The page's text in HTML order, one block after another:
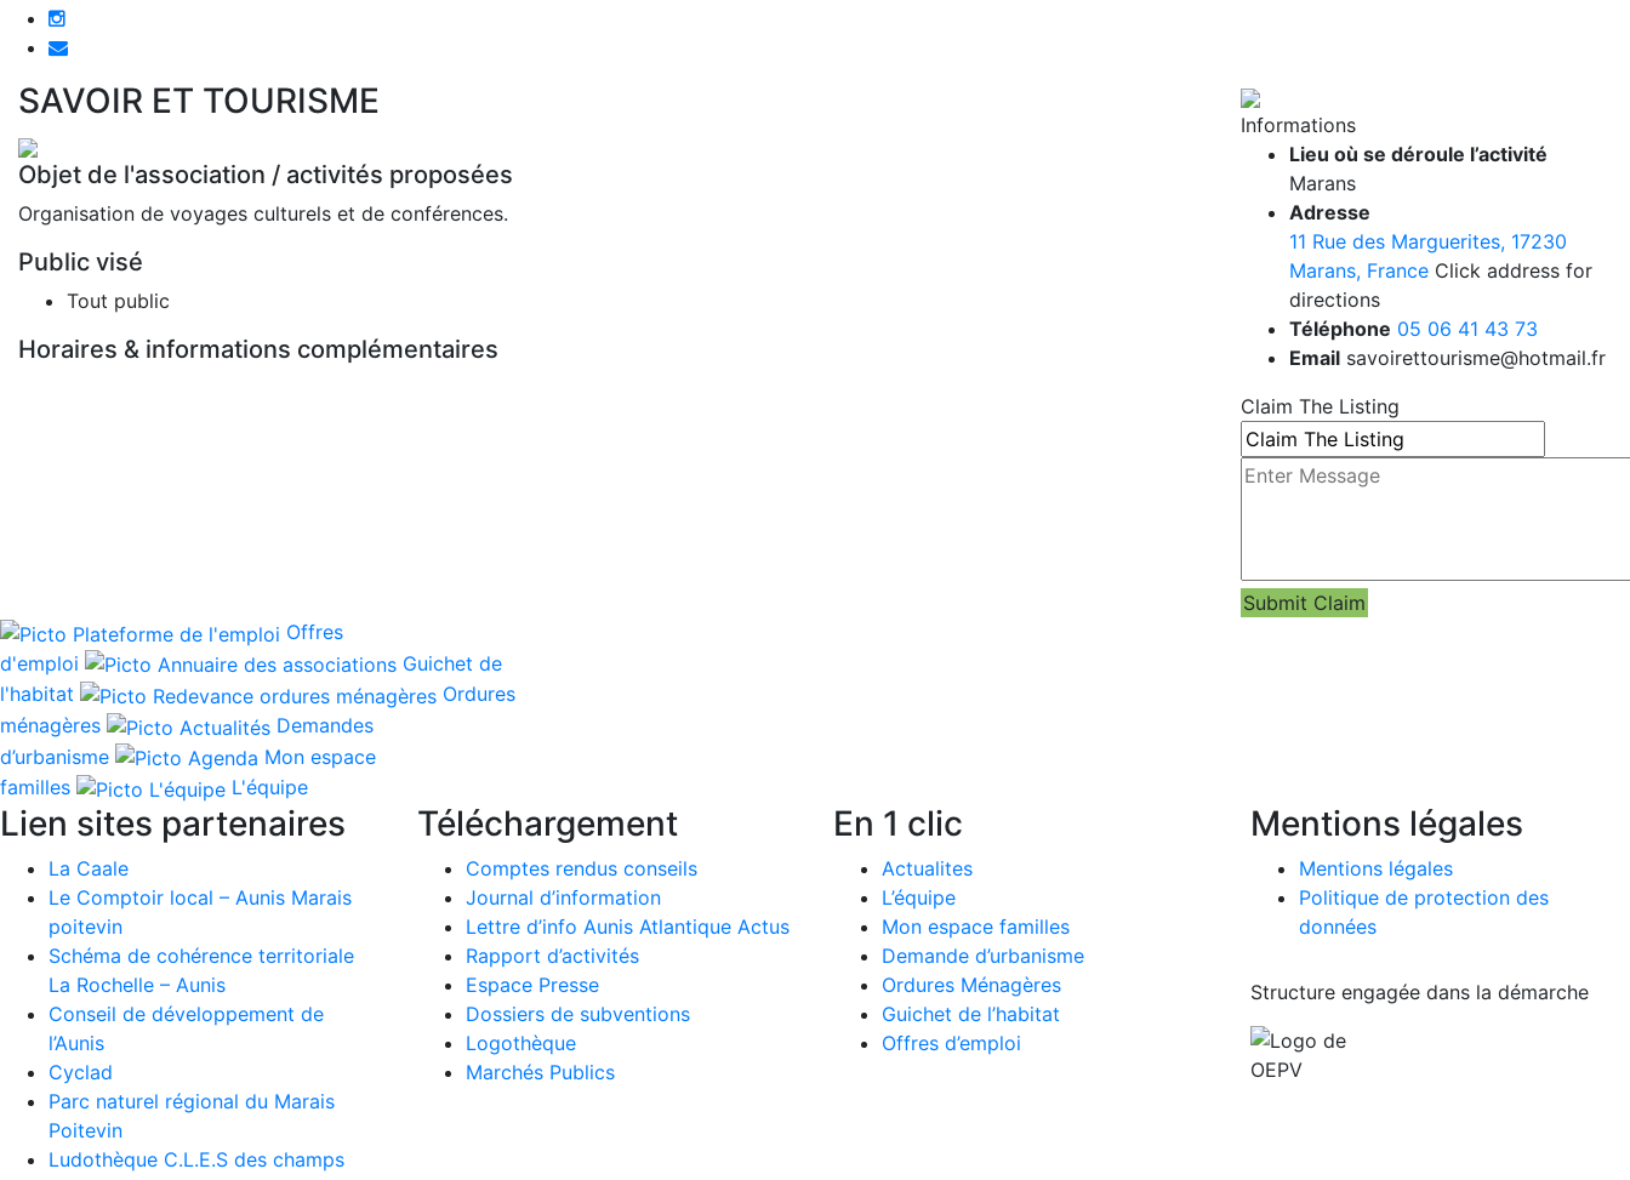
SAVOIR ET TOURISME
Objet de l'association / activités proposées
Organisation de voyages culturels et de conférences.
Public visé
Tout public
Horaires & informations complémentaires
Informations
Lieu où se déroule l’activité
Marans
Adresse
11 Rue des Marguerites, 17230
Marans, France Click address for
directions
Téléphone 05 06 41 43 73
Email savoirettourisme@hotmail.fr
Claim The Listing
Submit Claim
Offres
d'emploi
Guichet de
l'habitat
Ordures
ménagères
Demandes
d’urbanisme
Mon espace
familles
L'équipe
Lien sites partenaires
La Caale
Le Comptoir local – Aunis Marais
poitevin
Schéma de cohérence territoriale
La Rochelle – Aunis
Conseil de développement de
l’Aunis
Cyclad
Parc naturel régional du Marais
Poitevin
Ludothèque C.L.E.S des champs
Téléchargement
Comptes rendus conseils
Journal d’information
Lettre d’info Aunis Atlantique Actus
Rapport d’activités
Espace Presse
Dossiers de subventions
Logothèque
Marchés Publics
En 1 clic
Actualites
L’équipe
Mon espace familles
Demande d’urbanisme
Ordures Ménagères
Guichet de l’habitat
Offres d’emploi
Mentions légales
Mentions légales
Politique de protection des
données
Structure engagée dans la démarche